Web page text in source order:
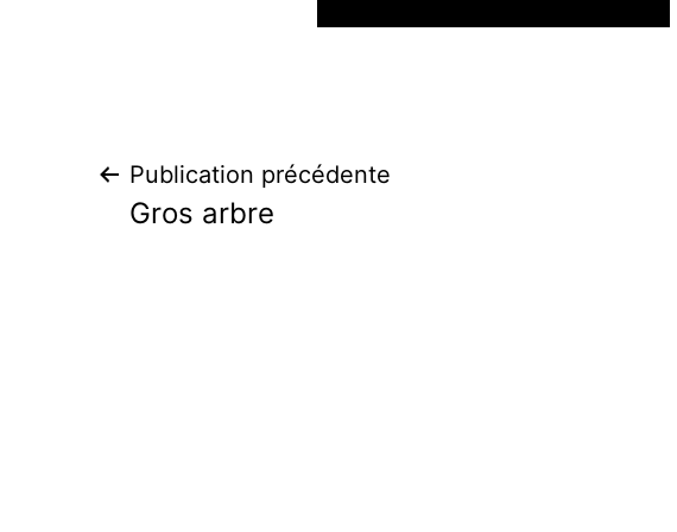
Navigation
Publication précédente
Gros arbre